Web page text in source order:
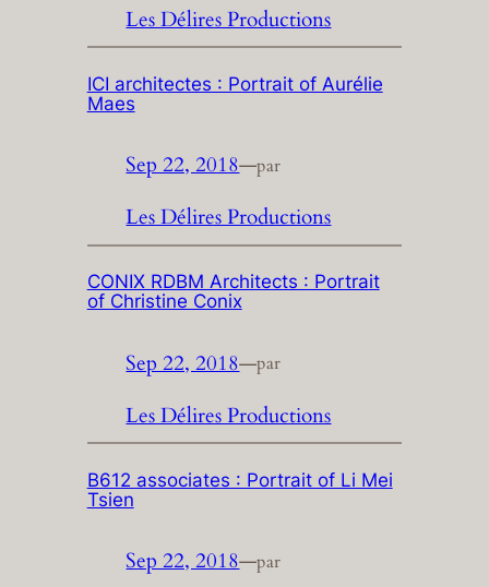
Les Délires Productions
ICI architectes : Portrait of Aurélie
Maes
Sep 22, 2018—par
Les Délires Productions
CONIX RDBM Architects : Portrait
of Christine Conix
Sep 22, 2018—par
Les Délires Productions
B612 associates : Portrait of Li Mei
Tsien
Sep 22, 2018—par